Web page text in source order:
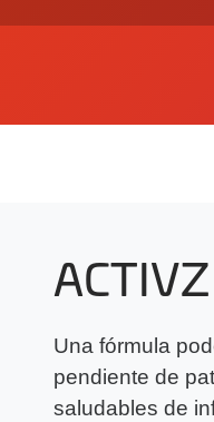
Una fórmula
pendiente de
saludables de